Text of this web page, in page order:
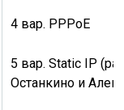
4 вар. PPPoE
5 вар.Static IP
Останкино и